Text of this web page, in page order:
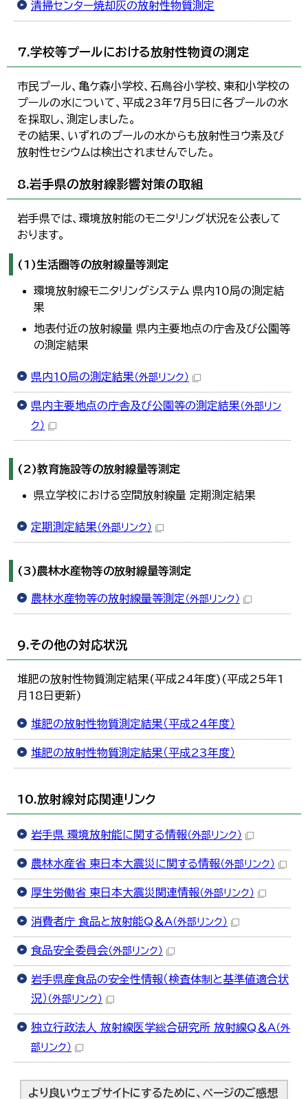
清掃センター焼却灰の放射性物質測定
7.学校等プールにおける放射性物資の測定
市民プール、亀ケ森小学校、石鳥谷小学校、東和小学校の
プールの水について、平成23年7月5日に各プールの水
を採取し、測定しました。
その結果、いずれのプールの水からも放射性ヨウ素及び
放射性セシウムは検出されませんでした。
8.岩手県の放射線影響対策の取組
岩手県では、環境放射能のモニタリング状況を公表して
おります。
(1)生活圏等の放射線量等測定
環境放射線モニタリングシステム 県内10局の測定結
果
地表付近の放射線量 県内主要地点の庁舎及び公園等
の測定結果
県内10局の測定結果（外部リンク）
県内主要地点の庁舎及び公園等の測定結果（外部リン
ク）
(2)教育施設等の放射線量等測定
県立学校における空間放射線量 定期測定結果
定期測定結果（外部リンク）
(3)農林水産物等の放射線量等測定
農林水産物等の放射線量等測定 （外部リンク）
9.その他の対応状況
堆肥の放射性物質測定結果(平成24年度)(平成25年1
月18日更新)
堆肥の放射性物質測定結果（平成24年度）
堆肥の放射性物質測定結果（平成23年度）
10.放射線対応関連リンク
岩手県 環境放射能に関する情報（外部リンク）
農林水産省 東日本大震災に関する情報（外部リンク）
厚生労働省 東日本大震災関連情報（外部リンク）
消費者庁 食品と放射能Q＆A （外部リンク）
食品安全委員会（外部リンク）
岩手県産食品の安全性情報（検査体制と基準値適合状
況） （外部リンク）
独立行政法人 放射線医学総合研究所 放射線Q＆A （外
部リンク）
より良いウェブサイトにするために、ページのご感想